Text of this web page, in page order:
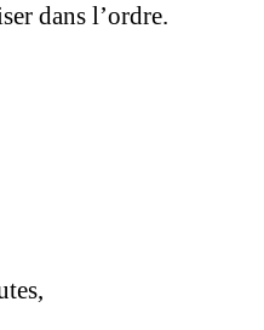
dans l’ordre.